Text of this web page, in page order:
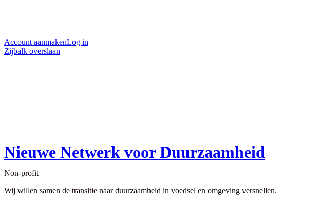
Account aanmakenLog in
Zijbalk overslaan
Nieuwe Netwerk voor Duurzaamheid
Non-profit
Wij willen samen de transitie naar duurzaamheid in voedsel en omgeving versnellen.